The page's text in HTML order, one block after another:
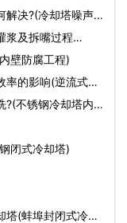
解决?(冷却塔噪声
浆及拆嘴过程
壁防腐工程)
率的影响(逆流式玻
?(不锈钢冷却塔内
闭式冷却塔)
塔(蚌埠封闭式冷却